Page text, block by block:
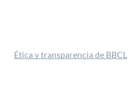
Ética y transparencia de BBCL